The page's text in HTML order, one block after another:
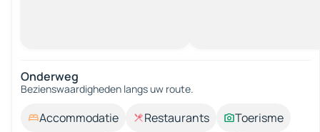
Onderweg
Bezienswaardigheden langs uw route.
Accommodatie Restaurants
Toerisme